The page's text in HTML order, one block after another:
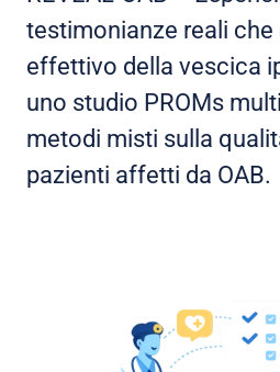
testimonianze reali
effettivo della vescica
uno studio PROMs
metodi misti sulla
pazienti affetti da OAB.